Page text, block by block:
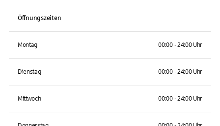
Öffnungszeiten
Montag 00:00 - 24:00 Uhr
Dienstag 00:00 - 24:00 Uhr
Mittwoch 00:00 - 24:00 Uhr